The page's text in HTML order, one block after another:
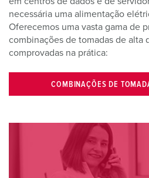
necessária uma alimentação
Oferecemos uma vasta gama de
combinações de tomadas de alta
comprovadas na prática:
COMBINAÇÕES DE